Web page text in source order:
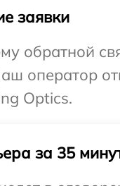
заявки
обратной
оператор
Optics.
за 35